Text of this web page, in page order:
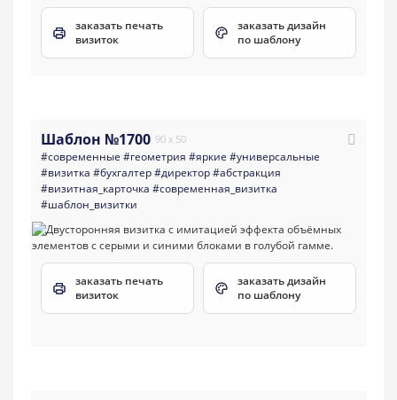
заказать печать
визиток
заказать дизайн
по шаблону
Шаблон №1700 90 x 50
#современные #геометрия #яркие #универсальные
#визитка #бухгалтер#директор#абстракция
#визитная_карточка #современная_визитка
#шаблон_визитки
заказать печать
визиток
заказать дизайн
по шаблону